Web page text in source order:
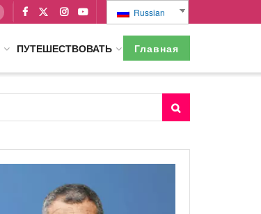
Russian
ПУТЕШЕСТВОВАТЬ Главная